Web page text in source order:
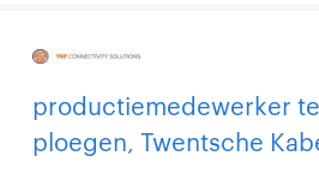
productiemedewerker
ploegen, Twentsche